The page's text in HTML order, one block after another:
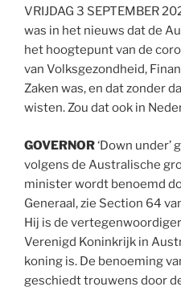
VRIJDAG 3 SEPTEMBER
was in het nieuws dat de
het hoogtepunt van de
van Volksgezondheid,
Zaken was, en dat zonder
wisten. Zou dat ook in
GOVERNOR‘Down under’
volgens de Australische
minister wordt benoemd
Generaal, zie Section 64
Hij is de
Verenigd Koninkrijk in
koning is. De benoeming
geschiedt trouwens door